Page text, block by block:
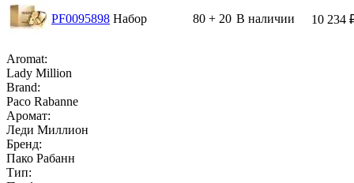
PF0095898 Набор 80 + 20 В наличии 10 234
Aromat:
Lady Million
Brand:
Paco Rabanne
Аромат:
Леди Миллион
Бренд:
Пако Рабанн
Тип: